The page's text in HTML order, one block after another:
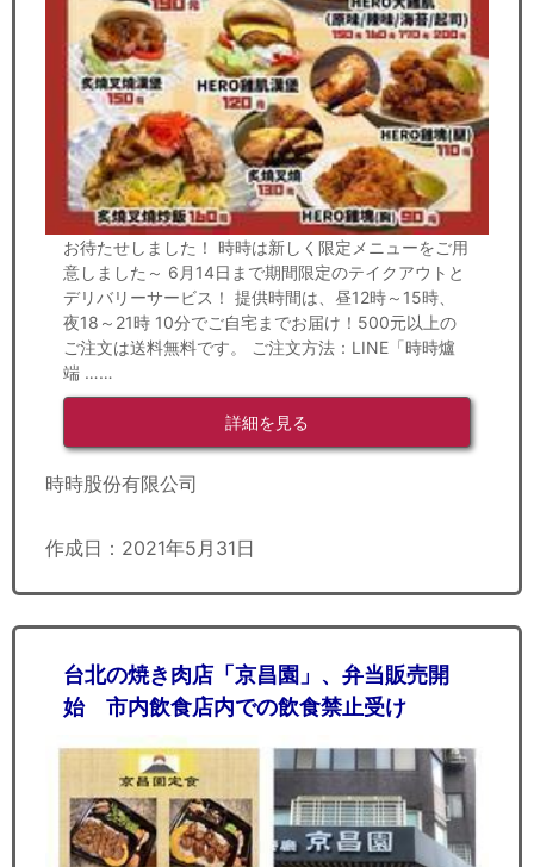
お待たせしました！ 時時は新しく限定メニューをご用
意しました～ 6月14日まで期間限定のテイクアウトと
デリバリーサービス！ 提供時間は、昼12時～15時、
夜18～21時 10分でご自宅までお届け！500元以上の
ご注文は送料無料です。 ご注文方法：LINE「時時爐
端 ……
詳細を見る
時時股份有限公司
作成日：2021年5月31日
台北の焼き肉店「京昌園」、弁当販売開
始 市内飲食店内での飲食禁止受け